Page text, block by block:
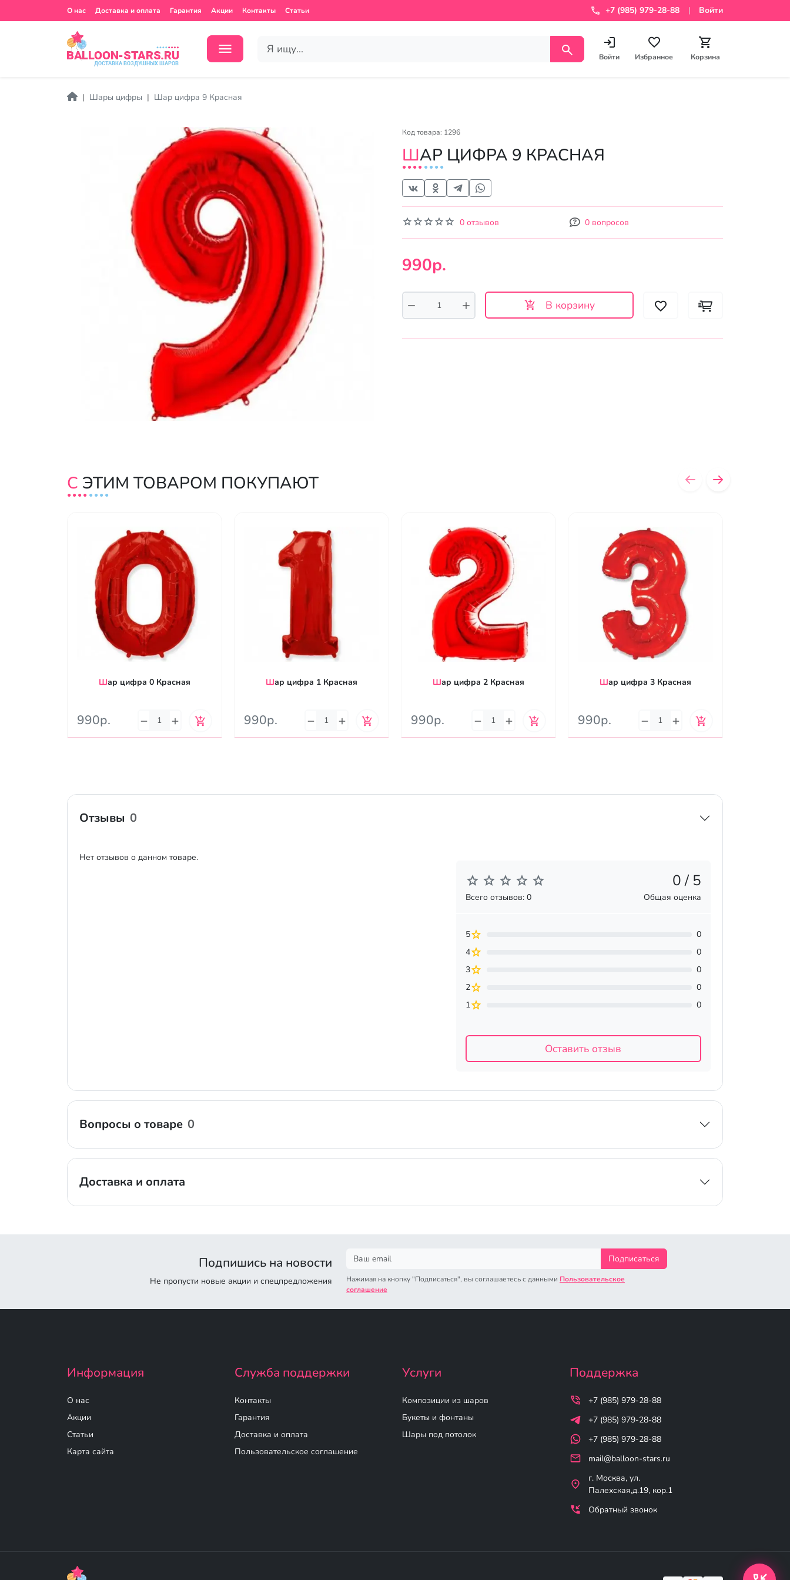
О нас Доставка и оплата Гарантия Акции Контакты Статьи +7 (985) 979-28-88 Войти
Войти Избранное Корзина
Шары цифры Шар цифра 9 Красная
Код товара: 1296
ШАР ЦИФРА 9 КРАСНАЯ
0 отзывов 0 вопросов
990р.
В корзину
С ЭТИМ ТОВАРОМ ПОКУПАЮТ
Шар цифра 0 Красная
990р.
Шар цифра 1 Красная
990р.
Шар цифра 2 Красная
990р.
Шар цифра 3 Красная
990р.
Отзывы 0
Нет отзывов о данном товаре.
0 / 5
Всего отзывов: 0 Общая оценка
5
0
4
0
3
0
2
0
1
0
Оставить отзыв
Вопросы о товаре 0
Доставка и оплата
Подпишись на новости
Не пропусти новые акции и спецпредложения
Подписаться
Нажимая на кнопку "Подписаться", вы соглашаетесь с данными Пользовательское
соглашение
Информация
О нас
Акции
Статьи
Карта сайта
Служба поддержки
Контакты
Гарантия
Доставка и оплата
Пользовательское соглашение
Услуги
Композиции из шаров
Букеты и фонтаны
Шары под потолок
Поддержка
+7 (985) 979-28-88
+7 (985) 979-28-88
+7 (985) 979-28-88
mail@balloon-stars.ru
г. Москва, ул.
Палехская,д.19, кор.1
Обратный звонок